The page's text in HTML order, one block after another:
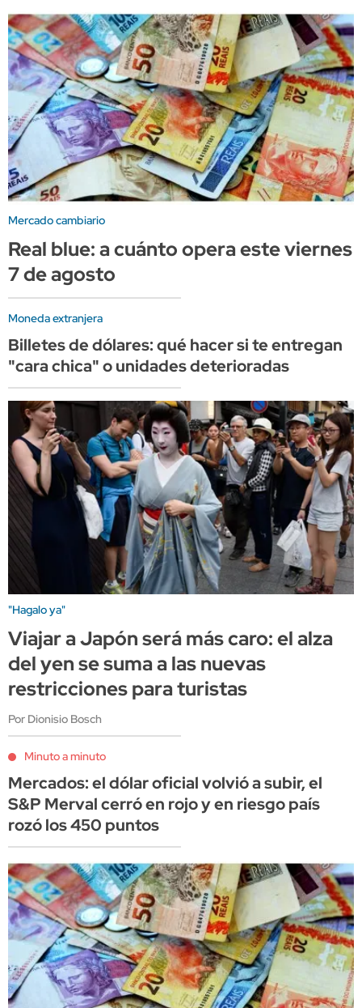
Mercado cambiario
Real blue: a cuánto opera este viernes
7 de agosto
Moneda extranjera
Billetes de dólares: qué hacer si te entregan
"cara chica" o unidades deterioradas
"Hagalo ya"
Viajar a Japón será más caro: el alza
del yen se suma a las nuevas
restricciones para turistas
Por Dionisio Bosch
Minuto a minuto
Mercados: el dólar oficial volvió a subir, el
S&P Merval cerró en rojo y en riesgo país
rozó los 450 puntos